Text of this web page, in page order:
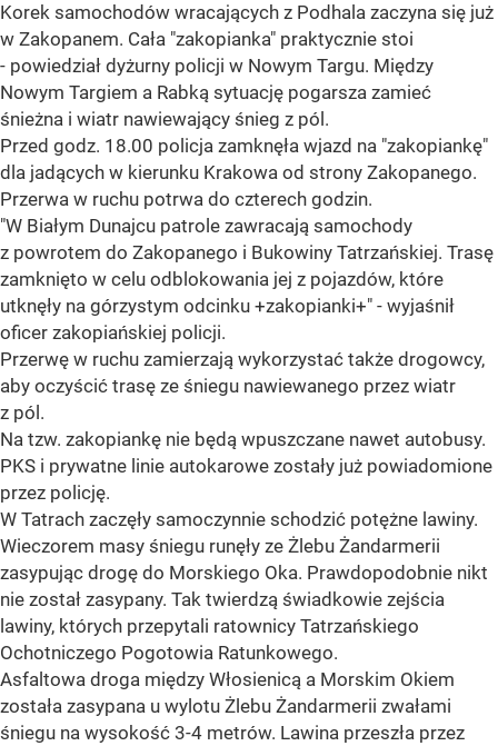
Korek samochodów wracających z Podhala zaczyna się już
w Zakopanem. Cała "zakopianka" praktycznie stoi
- powiedział dyżurny policji w Nowym Targu. Między
Nowym Targiem a Rabką sytuację pogarsza zamieć
śnieżna i wiatr nawiewający śnieg z pól.
Przed godz. 18.00 policja zamknęła wjazd na "zakopiankę"
dla jadących w kierunku Krakowa od strony Zakopanego.
Przerwa w ruchu potrwa do czterech godzin.
"W Białym Dunajcu patrole zawracają samochody
z powrotem do Zakopanego i Bukowiny Tatrzańskiej. Trasę
zamknięto w celu odblokowania jej z pojazdów, które
utknęły na górzystym odcinku +zakopianki+" - wyjaśnił
oficer zakopiańskiej policji.
Przerwę w ruchu zamierzają wykorzystać także drogowcy,
aby oczyścić trasę ze śniegu nawiewanego przez wiatr
z pól.
Na tzw. zakopiankę nie będą wpuszczane nawet autobusy.
PKS i prywatne linie autokarowe zostały już powiadomione
przez policję.
W Tatrach zaczęły samoczynnie schodzić potężne lawiny.
Wieczorem masy śniegu runęły ze Żlebu Żandarmerii
zasypując drogę do Morskiego Oka. Prawdopodobnie nikt
nie został zasypany. Tak twierdzą świadkowie zejścia
lawiny, których przepytali ratownicy Tatrzańskiego
Ochotniczego Pogotowia Ratunkowego.
Asfaltowa droga między Włosienicą a Morskim Okiem
została zasypana u wylotu Żlebu Żandarmerii zwałami
śniegu na wysokość 3-4 metrów. Lawina przeszła przez